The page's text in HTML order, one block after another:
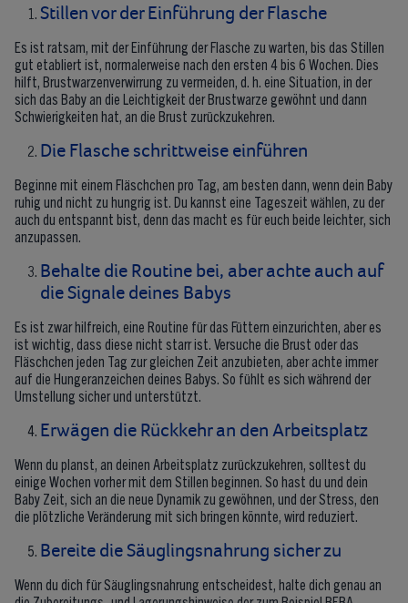
Stillen vor der Einführung der Flasche
Es ist ratsam, mit der Einführung der Flasche zu warten, bis das Stillen
gut etabliert ist, normalerweise nach den ersten 4 bis 6 Wochen. Dies
hilft, Brustwarzenverwirrung zu vermeiden, d. h. eine Situation, in der
sich das Baby an die Leichtigkeit der Brustwarze gewöhnt und dann
Schwierigkeiten hat, an die Brust zurückzukehren.
Die Flasche schrittweise einführen
Beginne mit einem Fläschchen pro Tag, am besten dann, wenn dein Baby
ruhig und nicht zu hungrig ist. Du kannst eine Tageszeit wählen, zu der
auch du entspannt bist, denn das macht es für euch beide leichter, sich
anzupassen.
Behalte die Routine bei, aber achte auch auf
die Signale deines Babys
Es ist zwar hilfreich, eine Routine für das Füttern einzurichten, aber es
ist wichtig, dass diese nicht starr ist. Versuche die Brust oder das
Fläschchen jeden Tag zur gleichen Zeit anzubieten, aber achte immer
auf die Hungeranzeichen deines Babys. So fühlt es sich während der
Umstellung sicher und unterstützt.
Erwägen die Rückkehr an den Arbeitsplatz
Wenn du planst, an deinen Arbeitsplatz zurückzukehren, solltest du
einige Wochen vorher mit dem Stillen beginnen. So hast du und dein
Baby Zeit, sich an die neue Dynamik zu gewöhnen, und der Stress, den
die plötzliche Veränderung mit sich bringen könnte, wird reduziert.
Bereite die Säuglingsnahrung sicher zu
Wenn du dich für Säuglingsnahrung entscheidest, halte dich genau an